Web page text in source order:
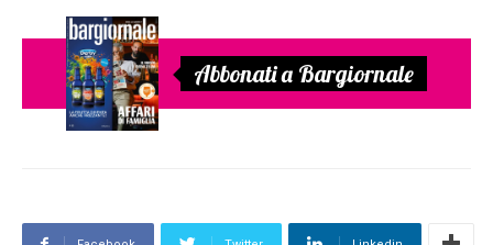
Abbonati a Bargiornale